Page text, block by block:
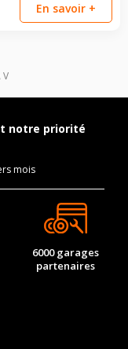
V
En savoir +
notre priorité
mois
6000 garages
partenaires